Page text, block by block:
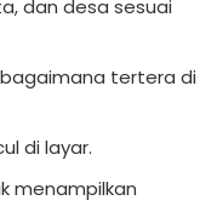
dan desa sesuai
tertera di
di layar.
menampilkan